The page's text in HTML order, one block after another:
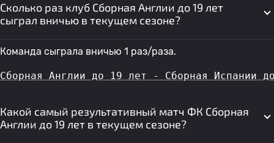
Сколько раз клуб Сборная Англии до 19 лет
сыграл вничью в текущем сезоне?
Команда сыграла вничью 1 раз/раза.
Сборная Англии до 19 лет - Сборная Испании
Какой самый результативный матч ФК Сборная
Англии до 19 лет в текущем сезоне?